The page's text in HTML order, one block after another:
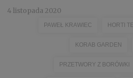
4 listopada 2020
PAWEŁ KRAWIEC HORTI
KORAB GARDEN
PRZETWORY Z BORÓWKI